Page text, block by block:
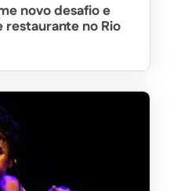
novo desafio e
no Rio